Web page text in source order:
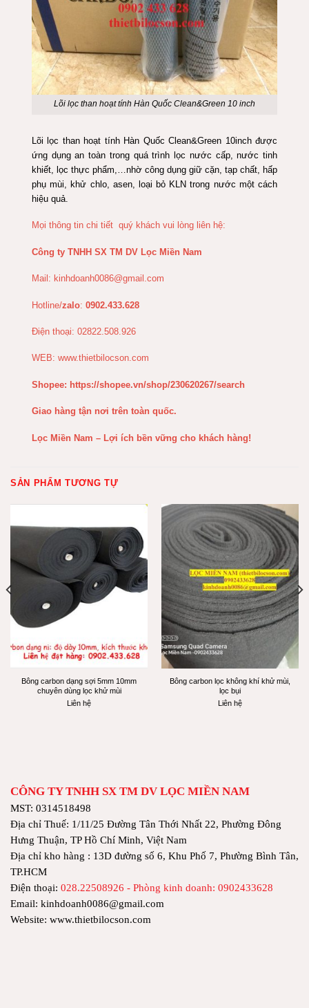
Lõi lọc than hoạt tính Hàn Quốc Clean&Green 10 inch
Lõi lọc than hoạt tính Hàn Quốc Clean&Green 10inch được
ứng dụng an toàn trong quá trình lọc nước cấp, nước tinh
khiết, lọc thực phẩm,…nhờ công dụng giữ cặn, tạp chất, hấp
phụ mùi, khử chlo, asen, loại bỏ KLN trong nước một cách
hiệu quả.
Mọi thông tin chi tiết quý khách vui lòng liên hệ:
Công ty TNHH SX TM DV Lọc Miền Nam
Mail: kinhdoanh0086@gmail.com
Hotline/zalo: 0902.433.628
Điện thoại: 02822.508.926
WEB: www.thietbilocson.com
Shopee: https://shopee.vn/shop/230620267/search
Giao hàng tận nơi trên toàn quốc.
Lọc Miền Nam – Lợi ích bền vững cho khách hàng!
SẢN PHẨM TƯƠNG TỰ
Bông carbon dạng sợi 5mm 10mm
chuyên dùng lọc khử mùi
Liên hệ
Bông carbon lọc không khí khử mùi,
lọc bụi
Liên hệ
CÔNG TY TNHH SX TM DV LỌC MIỀN NAM
MST: 0314518498
Địa chỉ Thuế: 1/11/25 Đường Tân Thới Nhất 22, Phường Đông
Hưng Thuận, TP Hồ Chí Minh, Việt Nam
Địa chỉ kho hàng : 13D đường số 6, Khu Phố 7, Phường Bình Tân,
TP.HCM
Điện thoại: 028.22508926 - Phòng kinh doanh: 0902433628
Email: kinhdoanh0086@gmail.com
Website: www.thietbilocson.com